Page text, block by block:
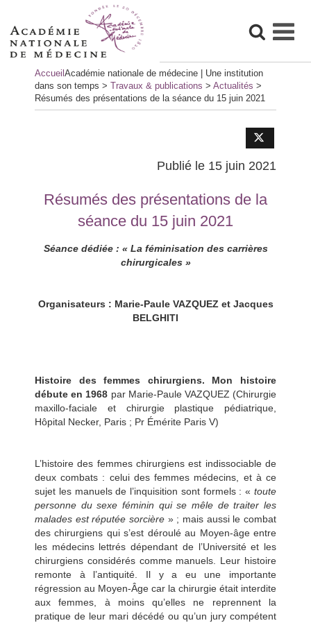
Accueil Académie nationale de médecine | Une institution
dans son temps > Travaux & publications > Actualités >
Résumés des présentations de la séance du 15 juin 2021
Publié le 15 juin 2021
Résumés des présentations de la
séance du 15 juin 2021
Séance dédiée : « La féminisation des carrières
chirurgicales »
Organisateurs : Marie-Paule VAZQUEZ et Jacques
BELGHITI
Histoire des femmes chirurgiens. Mon histoire
débute en 1968 par Marie-Paule VAZQUEZ (Chirurgie
maxillo-faciale et chirurgie plastique pédiatrique,
Hôpital Necker, Paris ; Pr Émérite Paris V)
L’histoire des femmes chirurgiens est indissociable de
deux combats : celui des femmes médecins, et à ce
sujet les manuels de l’inquisition sont formels : « toute
personne du sexe féminin qui se mêle de traiter les
malades est réputée sorcière » ; mais aussi le combat
des chirurgiens qui s’est déroulé au Moyen-âge entre
les médecins lettrés dépendant de l’Université et les
chirurgiens considérés comme manuels. Leur histoire
remonte à l’antiquité. Il y a eu une importante
régression au Moyen-Âge car la chirurgie était interdite
aux femmes, à moins qu’elles ne reprennent la
pratique de leur mari décédé ou qu’un jury compétent